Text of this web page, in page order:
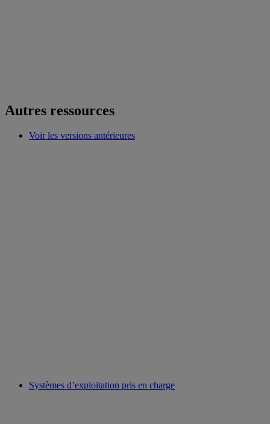
Autres ressources
Voir les versions antérieures
Systèmes d’exploitation pris en charge